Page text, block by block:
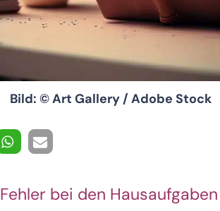
Bild: © Art Gallery / Adobe Stock
Fehler bei den Hausaufgaben